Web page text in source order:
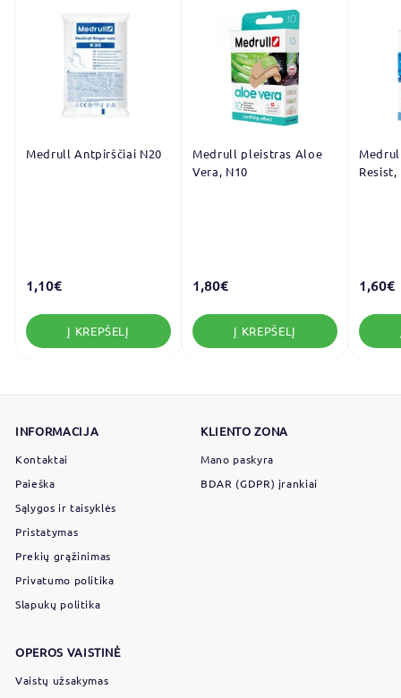
Medrull Antpirščiai N20
1,10€1
1
0
Į KREPŠELĮ
Medrull pleistras Aloe
Vera, N10
1,80€1
8
0
Į KREPŠELĮ
Resist,
1,60€
INFORMACIJA
Kontaktai
Paieška
Sąlygos ir taisyklės
Pristatymas
Prekių grąžinimas
Privatumo politika
Slapukų politika
KLIENTO ZONA
Mano paskyra
BDAR (GDPR) įrankiai
OPEROS VAISTINĖ
Vaistų užsakymas